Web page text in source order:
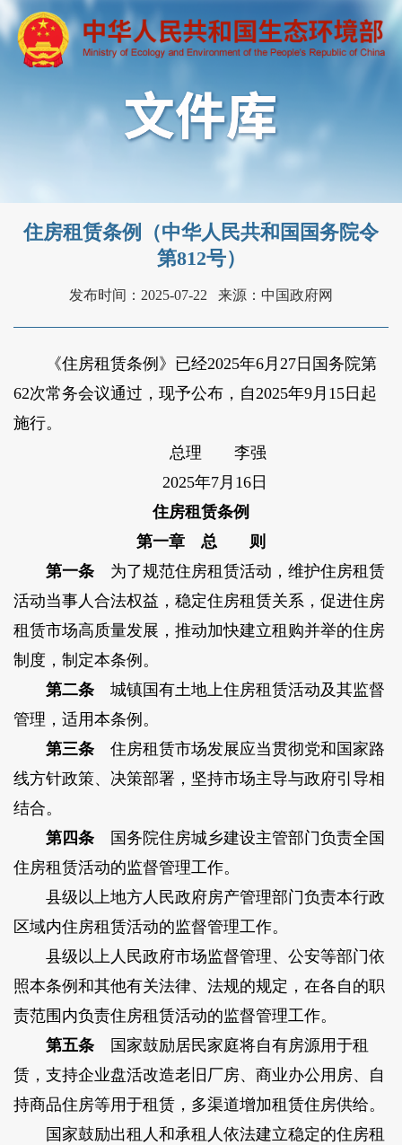
住房租赁条例（中华人民共和国国务院令
第812号）
发布时间：2025-07-22 来源：中国政府网
《住房租赁条例》已经2025年6月27日国务院第
62次常务会议通过，现予公布，自2025年9月15日起
施行。
总理 李强
2025年7月16日
住房租赁条例
第一章 总 则
第一条为了规范住房租赁活动，维护住房租赁
活动当事人合法权益，稳定住房租赁关系，促进住房
租赁市场高质量发展，推动加快建立租购并举的住房
制度，制定本条例。
第二条城镇国有土地上住房租赁活动及其监督
管理，适用本条例。
第三条住房租赁市场发展应当贯彻党和国家路
线方针政策、决策部署，坚持市场主导与政府引导相
结合。
第四条国务院住房城乡建设主管部门负责全国
住房租赁活动的监督管理工作。
县级以上地方人民政府房产管理部门负责本行政
区域内住房租赁活动的监督管理工作。
县级以上人民政府市场监督管理、公安等部门依
照本条例和其他有关法律、法规的规定，在各自的职
责范围内负责住房租赁活动的监督管理工作。
第五条国家鼓励居民家庭将自有房源用于租
赁，支持企业盘活改造老旧厂房、商业办公用房、自
持商品住房等用于租赁，多渠道增加租赁住房供给。
国家鼓励出租人和承租人依法建立稳定的住房租